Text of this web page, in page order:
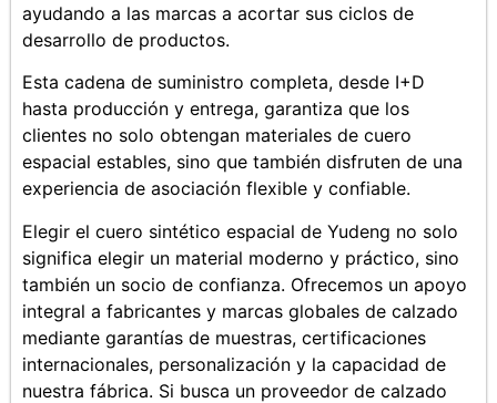
ayudando a las marcas a acortar sus ciclos de
desarrollo de productos.
Esta cadena de suministro completa, desde I+D
hasta producción y entrega, garantiza que los
clientes no solo obtengan materiales de cuero
espacial estables, sino que también disfruten de una
experiencia de asociación flexible y confiable.
Elegir el cuero sintético espacial de Yudeng no solo
significa elegir un material moderno y práctico, sino
también un socio de confianza. Ofrecemos un apoyo
integral a fabricantes y marcas globales de calzado
mediante garantías de muestras, certificaciones
internacionales, personalización y la capacidad de
nuestra fábrica. Si busca un proveedor de calzado